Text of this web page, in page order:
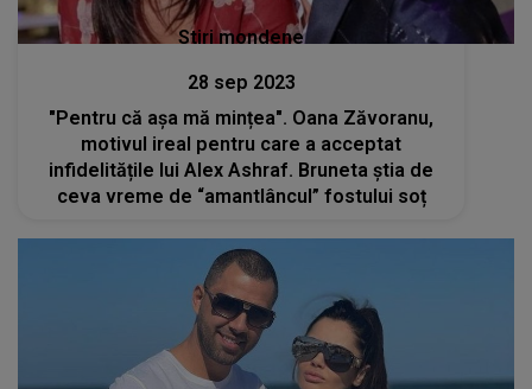
Stiri mondene
28 sep 2023
"Pentru că așa mă mințea". Oana Zăvoranu,
motivul ireal pentru care a acceptat
infidelitățile lui Alex Ashraf. Bruneta știa de
ceva vreme de “amantlâncul” fostului soț